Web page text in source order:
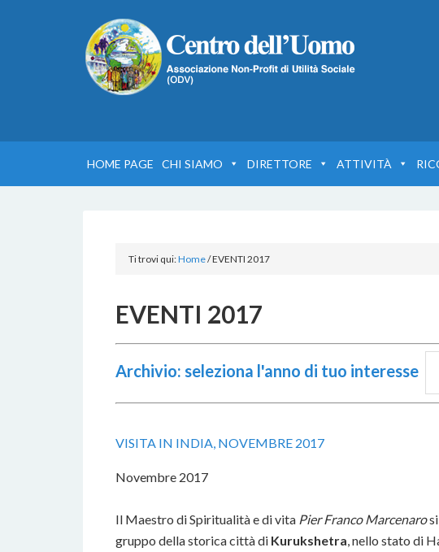
HOME PAGE CHI SIAMO DIRETTORE ATTIVITÀ
Ti trovi qui:Home/EVENTI 2017
EVENTI 2017
Archivio: seleziona l'anno di tuo interesse
VISITA IN INDIA, NOVEMBRE 2017
Novembre 2017
Il Maestro di Spiritualità e di vita Pier Franco Marcenarosi
gruppo della storica città di Kurukshetra, nello stato di